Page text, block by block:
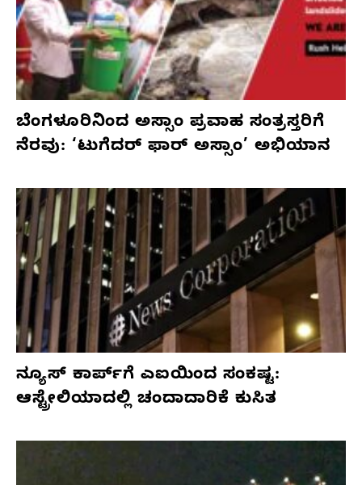
ಬೆಂಗಳೂರಿನಿಂದ ಅಸ್ಸಾಂ ಪ್ರವಾಹ ಸಂತ್ರಸ್ತರಿಗೆ
ನೆರವು: ‘ಟುಗೆದರ್ ಫಾರ್ ಅಸ್ಸಾಂ’ ಅಭಿಯಾನ
ನ್ಯೂಸ್ ಕಾರ್ಪ್‌ಗೆ ಎಐಯಿಂದ ಸಂಕಷ್ಟ:
ಆಸ್ಟ್ರೇಲಿಯಾದಲ್ಲಿ ಚಂದಾದಾರಿಕೆ ಕುಸಿತ